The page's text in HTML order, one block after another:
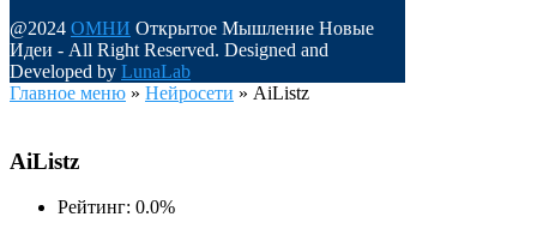
@2024 ОМНИ Открытое Мышление Новые
Идеи - All Right Reserved. Designed and
Developed by LunaLab
Главное меню » Нейросети » AiListz
AiListz
Рейтинг: 0.0%